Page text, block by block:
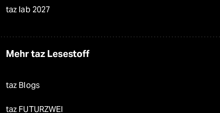
taz lab 2027
Mehr taz Lesestoff
taz Blogs
taz FUTURZWEI